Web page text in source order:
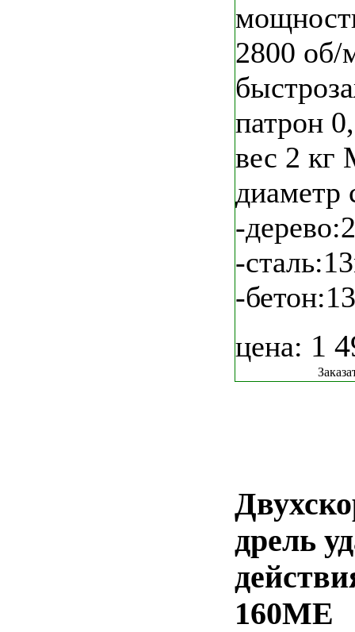
2800 об/
патрон
вес 2 кг
диаметр
-
-
-
цена: 1
дрель
160ME